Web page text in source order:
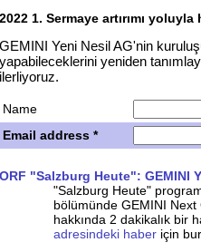
2022 1. Sermaye artırımı
GEMINI Yeni Nesil AG'nin
yapabileceklerini yeniden
ilerliyoruz.
Name
Email address *
ORF "Salzburg Heute": GEMINI
"Salzburg Heute"
bölümünde GEMINI
hakkında 2 dakikalık bir
adresindeki haber için